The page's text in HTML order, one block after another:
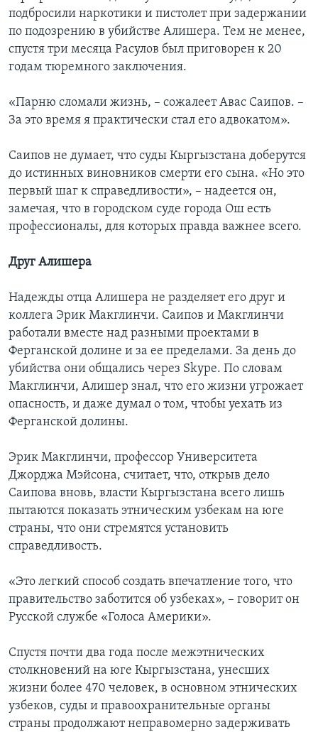
подбросили наркотики и пистолет при задержании
по подозрению в убийстве Алишера. Тем не менее,
спустя три месяца Расулов был приговорен к 20
годам тюремного заключения.
«Парню сломали жизнь, – сожалеет Авас Саипов. –
За это время я практически стал его адвокатом».
Саипов не думает, что суды Кыргызстана доберутся
до истинных виновников смерти его сына. «Но это
первый шаг к справедливости», – надеется он,
замечая, что в городском суде города Ош есть
профессионалы, для которых правда важнее всего.
Друг Алишера
Надежды отца Алишера не разделяет его друг и
коллега Эрик Макглинчи. Саипов и Макглинчи
работали вместе над разными проектами в
Ферганской долине и за ее пределами. За день до
убийства они общались через Skype. По словам
Макглинчи, Алишер знал, что его жизни угрожает
опасность, и даже думал о том, чтобы уехать из
Ферганской долины.
Эрик Макглинчи, профессор Университета
Джорджа Мэйсона, считает, что, открыв дело
Саипова вновь, власти Кыргызстана всего лишь
пытаются показать этническим узбекам на юге
страны, что они стремятся установить
справедливость.
«Это легкий способ создать впечатление того, что
правительство заботится об узбеках», – говорит он
Русской службе «Голоса Америки».
Спустя почти два года после межэтнических
столкновений на юге Кыргызстана, унесших
жизни более 470 человек, в основном этнических
узбеков, суды и правоохранительные органы
страны продолжают неправомерно задерживать